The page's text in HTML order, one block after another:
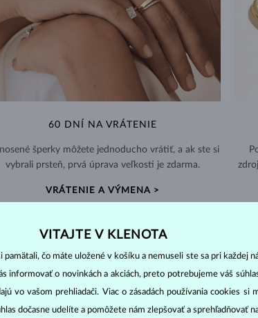
60 DNÍ NA VRÁTENIE
šperky môžete jednoducho vrátiť, a ak ste si
vybrali prsteň, prvá úprava veľkosti je zdarma.
VRÁTENIE A VÝMENA >
parametre, tzv. 4C: výbrus (cut), čistota (clarity), farba (
VITAJTE V KLENOTA
čo máte uložené v košíku a nemuseli ste sa pri každej
informovať o novinkách a akciách, preto potrebujeme váš
vo vašom prehliadači. Viac o zásadách používania cookies si
dočasne udelíte a pomôžete nám zlepšovať a sprehľadňovať